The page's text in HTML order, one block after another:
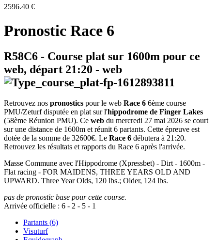
2596.40 €
Pronostic Race 6
R58C6 - Course plat sur 1600m pour ce
web, départ 21:20 - web
Retrouvez nos pronostics pour le web Race 6 6ème course
PMU/Zeturf disputée en plat sur l'hippodrome de Finger Lakes
(58ème Réunion PMU). Ce web du mercredi 27 mai 2026 se court
sur une distance de 1600m et réunit 6 partants. Cette épreuve est
dotée de la somme de 32600€. Le Race 6 débutera à 21:20.
Retrouvez les résultats et rapports du Race 6 après l'arrivée.
Masse Commune avec l'Hippodrome (Xpressbet) - Dirt - 1600m -
Flat racing - FOR MAIDENS, THREE YEARS OLD AND
UPWARD. Three Year Olds, 120 lbs.; Older, 124 lbs.
pas de pronostic base pour cette course.
Arrivée officielle : 6 - 2 - 5 - 1
Partants (6)
Visuturf